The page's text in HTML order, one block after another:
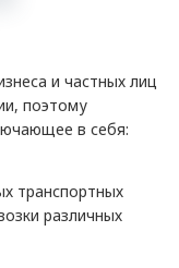
и частных лиц
поэтому
в себя:
транспортных
различных